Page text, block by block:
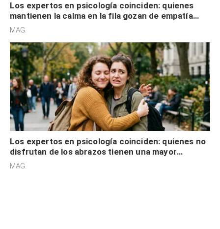
Los expertos en psicología coinciden: quienes
mantienen la calma en la fila gozan de empatía
cognitiva, gratitud y no solo tienen autocontrol
MAG.
Los expertos en psicología coinciden: quienes no
disfrutan de los abrazos tienen una mayor
sensibilidad a los estímulos físicos y no es por
MAG.